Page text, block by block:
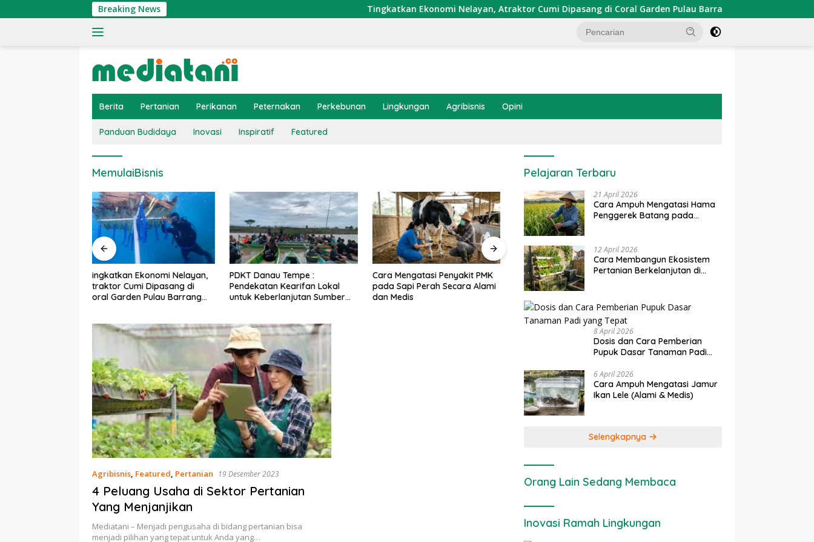
ke
Breaking News Tingkatkan Ekonomi Nelayan, Atraktor Cumi Dipasang di Coral Garden Pulau Barrang Caddi
Berita Pertanian Perikanan Peternakan Perkebunan Lingkungan Agribisnis Opini
Panduan Budidaya Inovasi Inspiratif Featured
MemulaiBisnis
PDKT Danau Tempe :
Pendekatan Kearifan Lokal
untuk Keberlanjutan Sumber
Cara Mengatasi Penyakit PMK
pada Sapi Perah Secara Alami
dan Medis
Dosis dan Cara Pemupukan
Tanaman Padi pada Fase
Vegetatif Aktif yang Tepat
Penerapan IoT dalam
Pertanian Modern di Indonesia
Ekonomi Sumber Daya Lahan:
Agribisnis, Featured, Pertanian 19 Desember 2023
4 Peluang Usaha di Sektor Pertanian
Yang Menjanjikan
Mediatani – Menjadi pengusaha di bidang pertanian bisa
menjadi pilihan yang tepat untuk Anda yang…
Pelajaran Terbaru
21 April 2026
Cara Ampuh Mengatasi Hama
Penggerek Batang pada
12 April 2026
Cara Membangun Ekosistem
Pertanian Berkelanjutan di
8 April 2026
Dosis dan Cara Pemberian
Pupuk Dasar Tanaman Padi
6 April 2026
Cara Ampuh Mengatasi Jamur
Ikan Lele (Alami & Medis)
Selengkapnya
Orang Lain Sedang Membaca
Inovasi Ramah Lingkungan